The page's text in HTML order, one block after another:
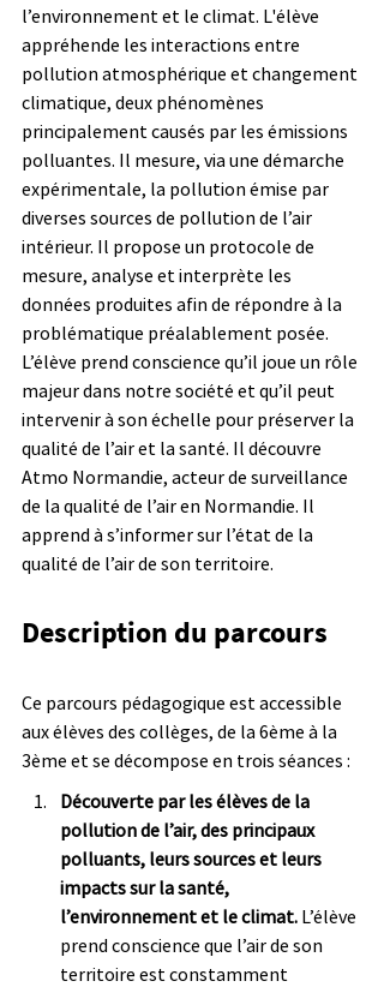
l’environnement et le climat. L'élève
appréhende les interactions entre
pollution atmosphérique et changement
climatique, deux phénomènes
principalement causés par les émissions
polluantes. Il mesure, via une démarche
expérimentale, la pollution émise par
diverses sources de pollution de l’air
intérieur. Il propose un protocole de
mesure, analyse et interprète les
données produites afin de répondre à la
problématique préalablement posée.
L’élève prend conscience qu’il joue un rôle
majeur dans notre société et qu’il peut
intervenir à son échelle pour préserver la
qualité de l’air et la santé. Il découvre
Atmo Normandie, acteur de surveillance
de la qualité de l’air en Normandie. Il
apprend à s’informer sur l’état de la
qualité de l’air de son territoire.
Description du parcours
Ce parcours pédagogique est accessible
aux élèves des collèges, de la 6ème à la
3ème et se décompose en trois séances :
Découverte par les élèves de la
pollution de l’air, des principaux
polluants, leurs sources et leurs
impacts sur la santé,
l’environnement et le climat. L’élève
prend conscience que l’air de son
territoire est constamment